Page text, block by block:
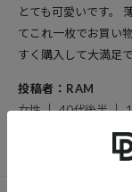
とても可愛いです。
てこれ一枚でお買い
すく購入して大満足で
投稿者：RAM
女性
40代後半
参考になった